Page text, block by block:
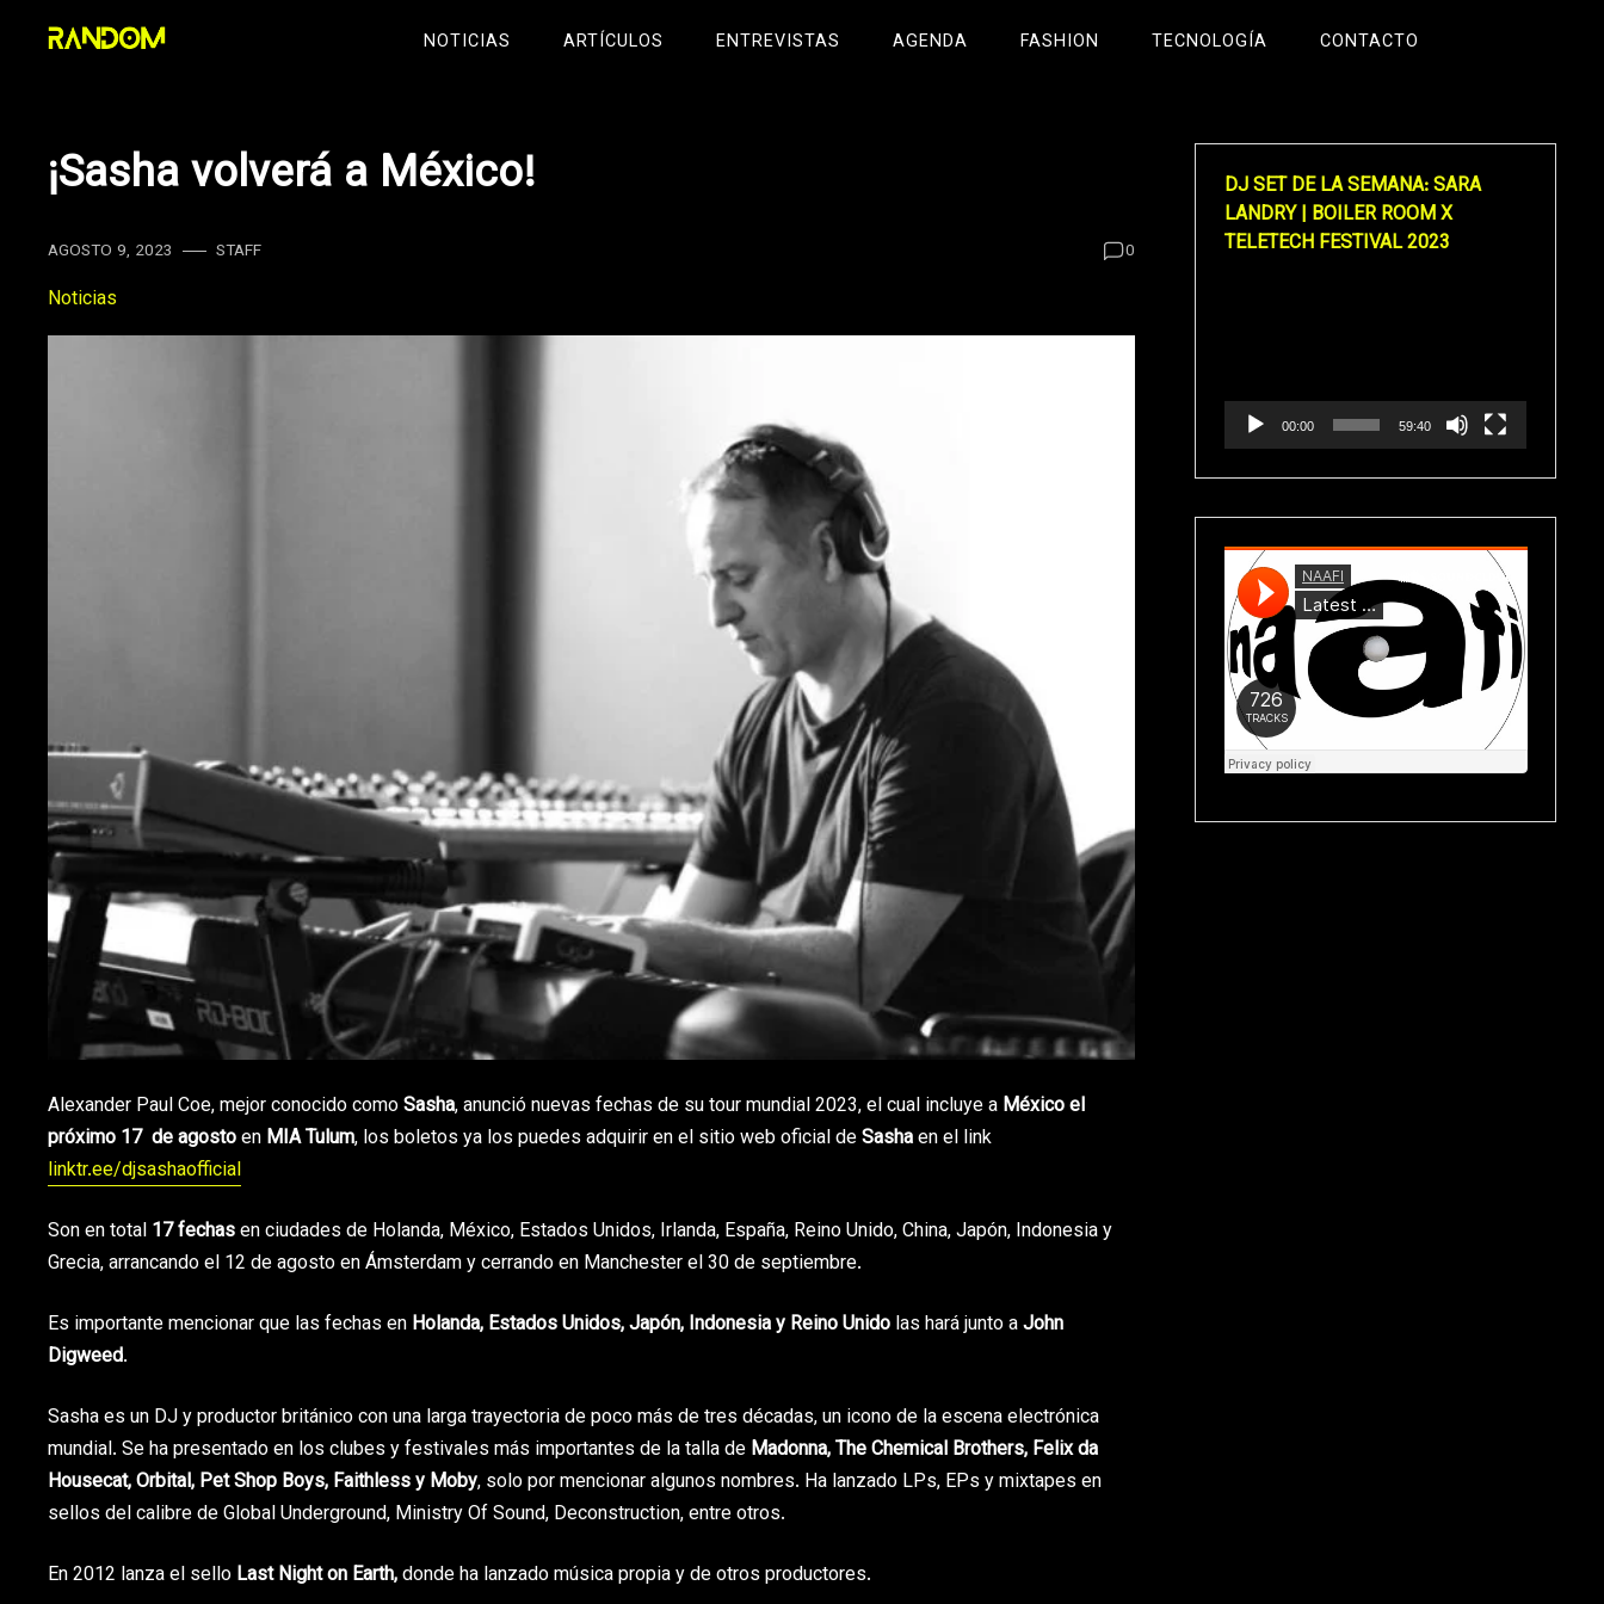
NOTICIAS ARTÍCULOS ENTREVISTAS AGENDA FASHION TECNOLOGÍA CONTACTO
¡Sasha volverá a México!
AGOSTO 9, 2023 STAFF 0
Noticias
Alexander Paul Coe, mejor conocido comoSasha, anunció nuevas fechas de su tour mundial 2023, el cual incluye a México el
próximo 17 de agostoen MIA Tulum, los boletos ya los puedes adquirir en el sitio web oficial deSashaen el link
linktr.ee/djsashaofficial
Son en total 17 fechasen ciudades de Holanda, México, Estados Unidos, Irlanda, España, Reino Unido, China, Japón, Indonesia y
Grecia, arrancando el 12 de agosto en Ámsterdam y cerrando en Manchester el 30 de septiembre.
Es importante mencionar que las fechas en Holanda, Estados Unidos, Japón, Indonesia y Reino Unido las hará junto aJohn
Digweed.
Sasha es un DJ y productor británico con una larga trayectoria de poco más de tres décadas, un icono de la escena electrónica
mundial. Se ha presentado en los clubes y festivales más importantes de la talla de Madonna, The Chemical Brothers, Felix da
Housecat, Orbital, Pet Shop Boys, Faithless y Moby, solo por mencionar algunos nombres. Ha lanzado LPs, EPs y mixtapes en
sellos del calibre de Global Underground, Ministry Of Sound, Deconstruction, entre otros.
En 2012 lanza el sello Last Night on Earth,donde ha lanzado música propia y de otros productores.
DJ SET DE LA SEMANA: SARA
LANDRY | BOILER ROOM X
TELETECH FESTIVAL 2023
00:00 59:40